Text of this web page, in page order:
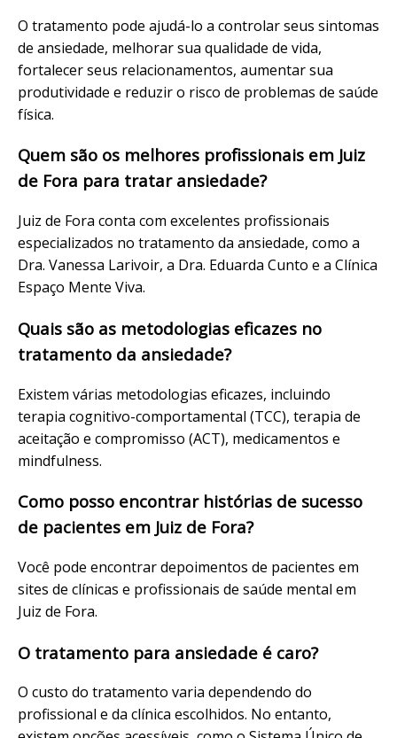
O tratamento pode ajudá-lo a controlar seus sintomas
de ansiedade, melhorar sua qualidade de vida,
fortalecer seus relacionamentos, aumentar sua
produtividade e reduzir o risco de problemas de saúde
física.
Quem são os melhores profissionais em Juiz
de Fora para tratar ansiedade?
Juiz de Fora conta com excelentes profissionais
especializados no tratamento da ansiedade, como a
Dra. Vanessa Larivoir, a Dra. Eduarda Cunto e a Clínica
Espaço Mente Viva.
Quais são as metodologias eficazes no
tratamento da ansiedade?
Existem várias metodologias eficazes, incluindo
terapia cognitivo-comportamental (TCC), terapia de
aceitação e compromisso (ACT), medicamentos e
mindfulness.
Como posso encontrar histórias de sucesso
de pacientes em Juiz de Fora?
Você pode encontrar depoimentos de pacientes em
sites de clínicas e profissionais de saúde mental em
Juiz de Fora.
O tratamento para ansiedade é caro?
O custo do tratamento varia dependendo do
profissional e da clínica escolhidos. No entanto,